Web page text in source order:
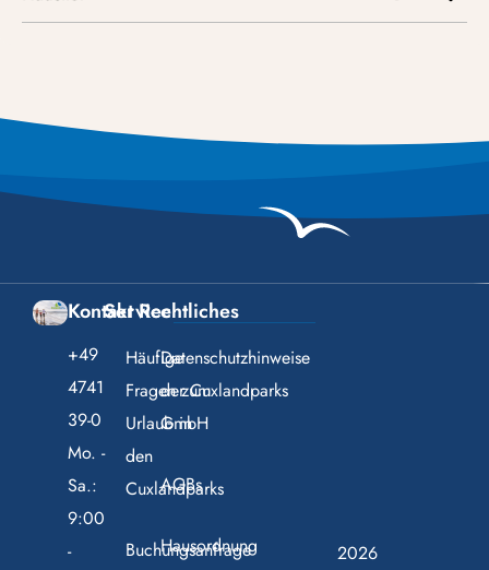
Kontakt
+49
4741
39-0
Mo. -
Sa.:
9:00
-
Service
Häufige
Fragen zum
Urlaub in
den
Cuxlandparks
Buchungsanfrage
Rechtliches
Datenschutzhinweise
der Cuxlandparks
GmbH
AGBs
Hausordnung
2026